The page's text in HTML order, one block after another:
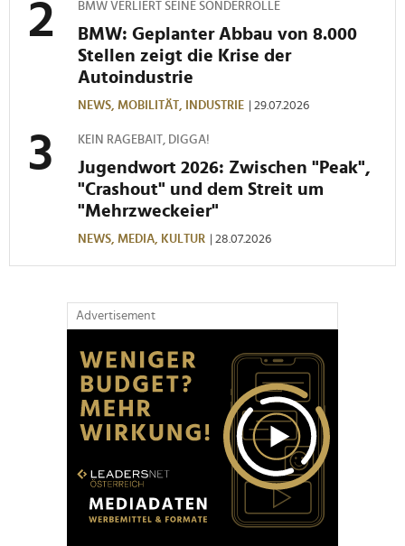
BMW VERLIERT SEINE SONDERROLLE
BMW: Geplanter Abbau von 8.000
Stellen zeigt die Krise der
Autoindustrie
NEWS, MOBILITÄT, INDUSTRIE | 29.07.2026
KEIN RAGEBAIT, DIGGA!
Jugendwort 2026: Zwischen "Peak",
"Crashout" und dem Streit um
"Mehrzweckeier"
NEWS, MEDIA, KULTUR | 28.07.2026
Advertisement